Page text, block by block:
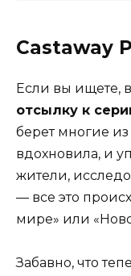
Castaway
Если вы ищете,
отсылку к
берет многие
вдохновила, и
жители,
— все это
мире» или
Забавно, что